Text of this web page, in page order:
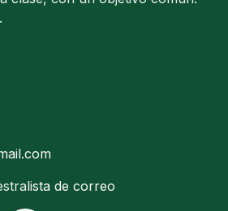
lista de correo